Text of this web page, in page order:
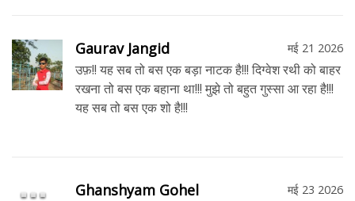
Gaurav Jangid मई 21 2026
उफ़!! यह सब तो बस एक बड़ा नाटक है!!! दिग्वेश रथी को बाहर
रखना तो बस एक बहाना था!!! मुझे तो बहुत गुस्सा आ रहा है!!!
यह सब तो बस एक शो है!!!
Ghanshyam Gohel मई 23 2026